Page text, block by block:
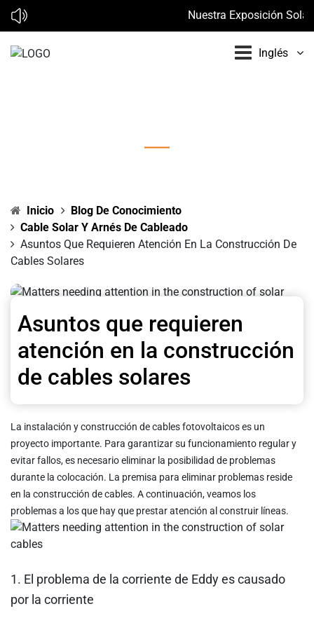
Nuestra Exposición
Inglés
Inicio
Blog De Conocimiento
Cable Solar Y Arnés De Cableado
Asuntos Que Requieren Atención En La Construcción De
Cables Solares
Asuntos que requieren
atención en la construcción
de cables solares
La instalación y construcción de cables fotovoltaicos es un
proyecto importante. Para garantizar su funcionamiento regular y
evitar fallos, es necesario eliminar la posibilidad de problemas
durante la colocación. La premisa para eliminar problemas reside
en la construcción de cables. A continuación, veamos los
problemas a los que hay que prestar atención al construir líneas.
1. El problema de la corriente de Eddy es causado
por la corriente